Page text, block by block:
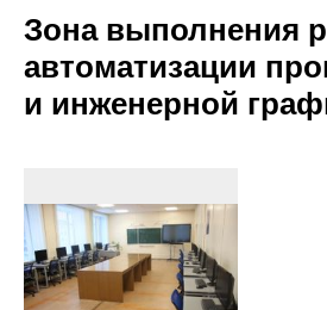
Зона выполнения
автоматизации
и инженерной